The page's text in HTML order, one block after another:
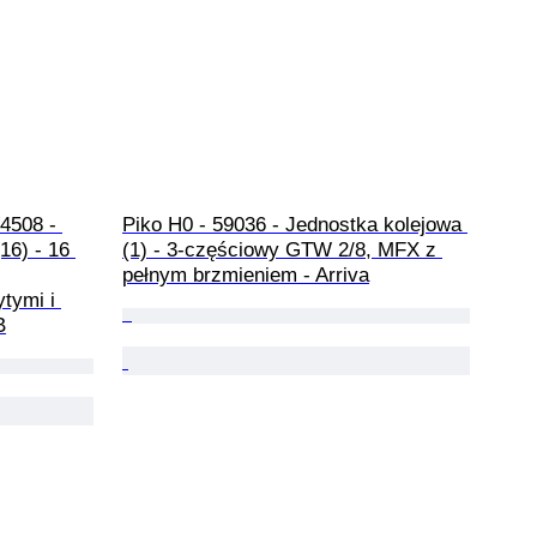
-
- 16
i
Piko H0 - 59036 - Jednostka kolejowa
(1) - 3‑częściowy GTW 2/8, MFX z
pełnym brzmieniem - Arriva